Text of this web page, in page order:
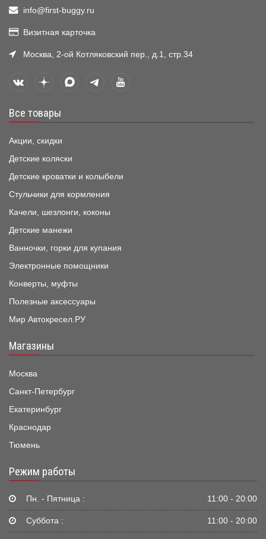
info@first-buggy.ru
Визитная карточка
Москва, 2-ой Котляковский пер., д.1, стр.34
Все товары
Акции, скидки
Детские коляски
Детские кроватки и колыбели
Стульчики для кормления
Качели, шезлонги, коконы
Детские манежи
Ванночки, горки для купания
Электронные помощники
Конверты, муфты
Полезные аксессуары
Мир Автокресел.РУ
Магазины
Москва
Санкт-Петербург
Екатеринбург
Краснодар
Тюмень
Режим работы
Пн. - Пятница : 11:00 - 20:00
Суббота : 11:00 - 20:00